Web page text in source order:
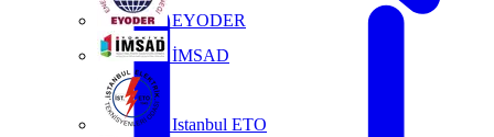
EYODER
İMSAD
Istanbul ETO